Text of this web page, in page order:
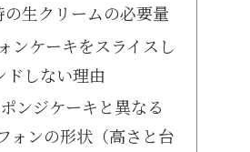
の生クリームの必要量
ンケーキをスライスし
ドしない理由
ンジケーキと異なる
ォンの形状（高さと台